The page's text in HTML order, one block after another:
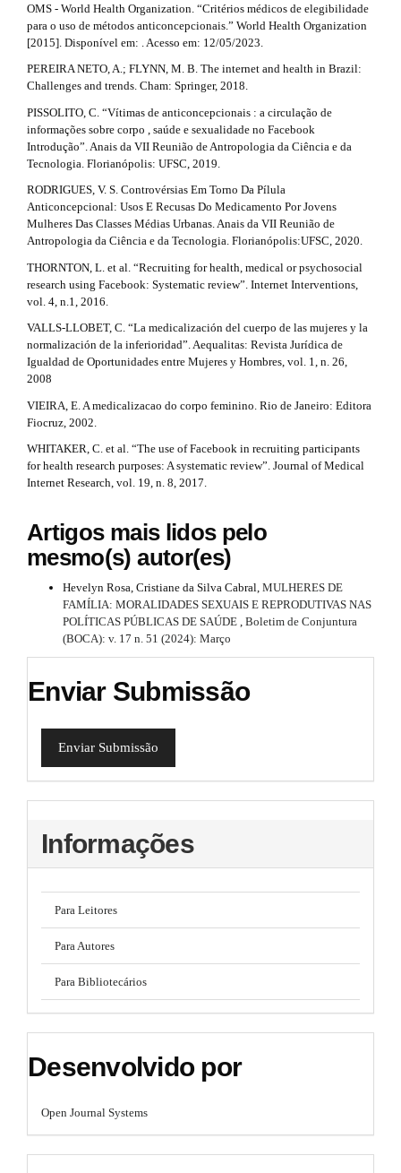
OMS - World Health Organization. “Critérios médicos de elegibilidade
para o uso de métodos anticoncepcionais.” World Health Organization
[2015]. Disponível em: . Acesso em: 12/05/2023.
PEREIRA NETO, A.; FLYNN, M. B. The internet and health in Brazil:
Challenges and trends. Cham: Springer, 2018.
PISSOLITO, C. “Vítimas de anticoncepcionais : a circulação de
informações sobre corpo , saúde e sexualidade no Facebook
Introdução”. Anais da VII Reunião de Antropologia da Ciência e da
Tecnologia. Florianópolis: UFSC, 2019.
RODRIGUES, V. S. Controvérsias Em Torno Da Pílula
Anticoncepcional: Usos E Recusas Do Medicamento Por Jovens
Mulheres Das Classes Médias Urbanas. Anais da VII Reunião de
Antropologia da Ciência e da Tecnologia. Florianópolis:UFSC, 2020.
THORNTON, L. et al. “Recruiting for health, medical or psychosocial
research using Facebook: Systematic review”. Internet Interventions,
vol. 4, n.1, 2016.
VALLS-LLOBET, C. “La medicalización del cuerpo de las mujeres y la
normalización de la inferioridad”. Aequalitas: Revista Jurídica de
Igualdad de Oportunidades entre Mujeres y Hombres, vol. 1, n. 26,
2008
VIEIRA, E. A medicalizacao do corpo feminino. Rio de Janeiro: Editora
Fiocruz, 2002.
WHITAKER, C. et al. “The use of Facebook in recruiting participants
for health research purposes: A systematic review”. Journal of Medical
Internet Research, vol. 19, n. 8, 2017.
Artigos mais lidos pelo
mesmo(s) autor(es)
Hevelyn Rosa, Cristiane da Silva Cabral, MULHERES DE
FAMÍLIA: MORALIDADES SEXUAIS E REPRODUTIVAS NAS
POLÍTICAS PÚBLICAS DE SAÚDE , Boletim de Conjuntura
(BOCA): v. 17 n. 51 (2024): Março
Enviar Submissão
Enviar Submissão
Informações
Para Leitores
Para Autores
Para Bibliotecários
Desenvolvido por
Open Journal Systems